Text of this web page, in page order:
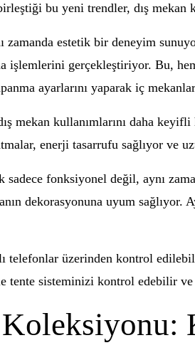
bu yeni trendler, dış
estetik bir deneyim
işlemlerini gerçekleştiriyor. Bu,
ayarlarını yaparak iç
mekan kullanımlarını daha
enerji tasarrufu sağlıyor ve
fonksiyonel değil, aynı
dekorasyonuna uyum sağlıyor.
üzerinden kontrol
tente sisteminizi kontrol edebilir
Koleksiyonu: